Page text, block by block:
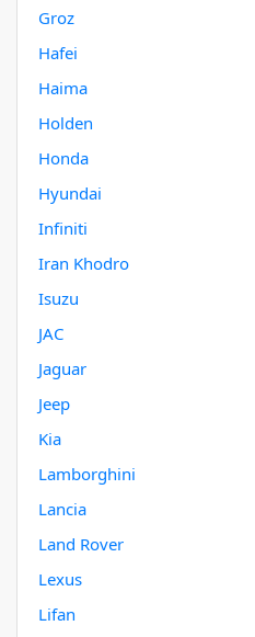
Groz
Hafei
Haima
Holden
Honda
Hyundai
Infiniti
Iran Khodro
Isuzu
JAC
Jaguar
Jeep
Kia
Lamborghini
Lancia
Land Rover
Lexus
Lifan